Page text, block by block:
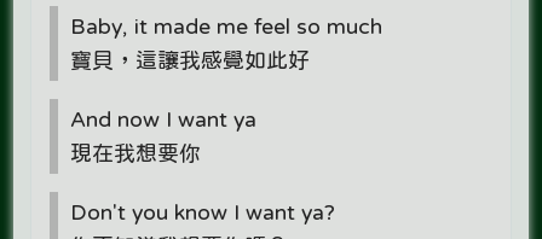
Baby, it made me feel so much
寶貝，這讓我感覺如此好
And now I want ya
現在我想要你
Don't you know I want ya?